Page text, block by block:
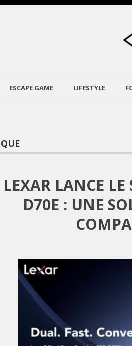
ESCAPE GAME LIFESTYLE
LEXAR LANCE
D70E : UNE